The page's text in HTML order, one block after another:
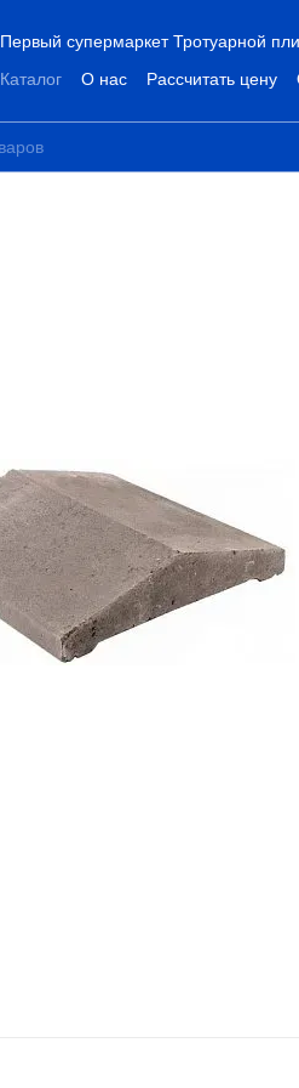
Первый супермаркет Тротуарной
Каталог
О нас Рассчитать цену